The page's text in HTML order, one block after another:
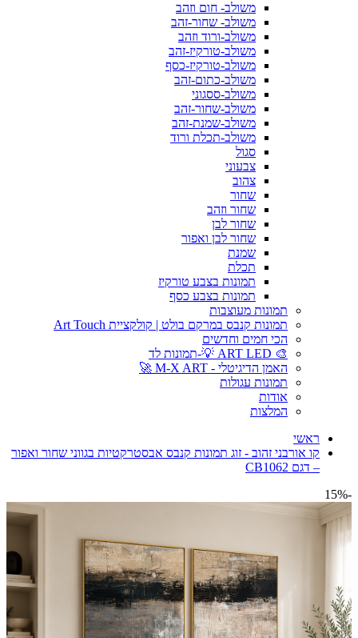
משולב- חום וזהב
משולב- שחור-זהב
משולב-ורוד וזהב
משולב-טורקיז-זהב
משולב-טורקיז-כסף
משולב-כתום-זהב
משולב-ססגוני
משולב-שחור-זהב
משולב-שמנת-זהב
משולב-תכלת ורוד
סגול
צבעוני
צהוב
שחור
שחור וזהב
שחור לבן
שחור לבן ואפור
שמנת
תכלת
תמונות בצבע טורקיז
תמונות בצבע כסף
תמונות מעוצבות
תמונות קנבס במרקם בולט | קולקציית Art Touch
הכי חמים וחדשים
🎨 ART LED 💡-תמונות לד
האמן הדיגיטלי - M-X ART 🚀
תמונות עגולות
אודות
המלצות
ראשי
קו אורבני זהוב - זוג תמונות קנבס אבסטרקטיות בגווני שחור ואפור
– דגם CB1062
-15%